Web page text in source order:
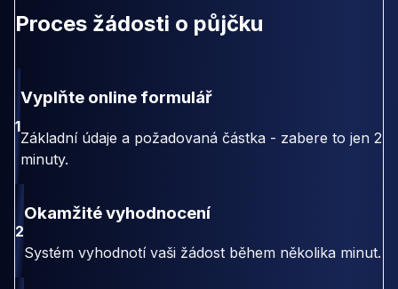
Proces žádosti o půjčku
1
Vyplňte online formulář
Základní údaje a požadovaná částka - zabere to jen 2
minuty.
2
Okamžité vyhodnocení
Systém vyhodnotí vaši žádost během několika minut.